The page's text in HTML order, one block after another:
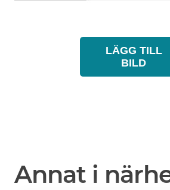
LÄGG TILL
BILD
Annat i